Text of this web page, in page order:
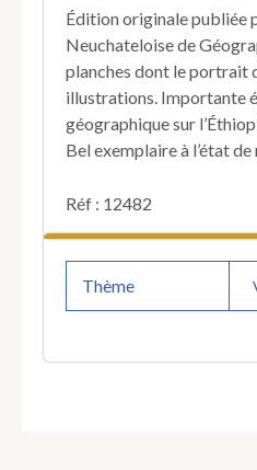
éthiopien
(1909-
1914).
Édition originale publiée
Neuchateloise de
planches dont le portrait
illustrations. Importante
géographique sur
Bel exemplaire à l’état de
Réf : 12482
Thème